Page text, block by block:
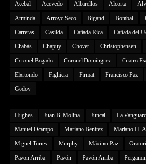
Acebal Acevedo Albarellos Alcorta
Arminda Arroyo Seco Bigand Bombal
Carreras Casilda Cañada Rica Cañada del
Chabás Chapuy Chovet Christophensen
Coronel Bogado Coronel Domínguez Cuatro
Elortondo Fighiera Firmat Francisco Paz
Godoy
Hughes Juan B. Molina Juncal La
Manuel Ocampo Mariano Benítez Mariano H.
Miguel Torres Murphy Máximo Paz
Pavon Arriba Pavón Pavón Arriba